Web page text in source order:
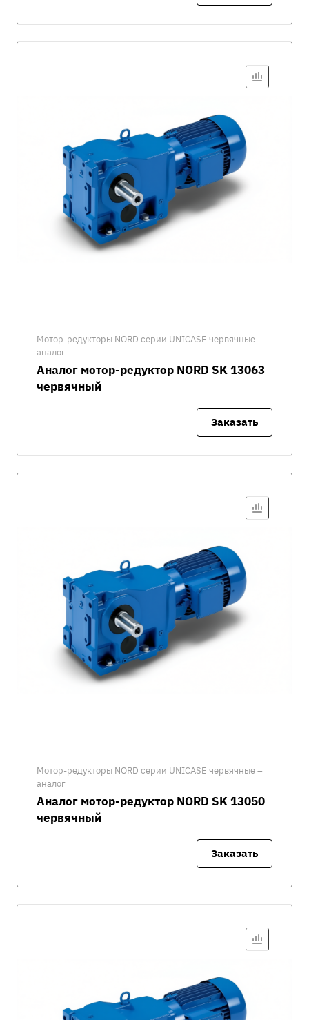
Мотор-редукторы NORD серии UNICASE червячные –
аналог
Аналог мотор-редуктор NORD SK 13063
червячный
Заказать
Мотор-редукторы NORD серии UNICASE червячные –
аналог
Аналог мотор-редуктор NORD SK 13050
червячный
Заказать